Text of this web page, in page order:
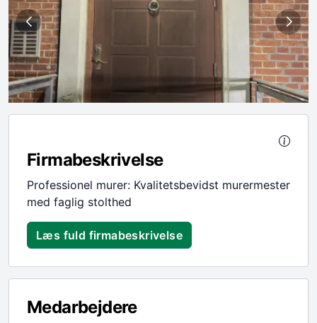
Firmabeskrivelse
Professionel murer: Kvalitetsbevidst murermester
med faglig stolthed
Læs fuld firmabeskrivelse
Medarbejdere